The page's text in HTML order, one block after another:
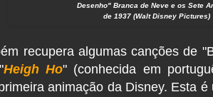
Desenho" Branca de Neve e os Sete
de 1937 (Walt Disney Pictures)
recupera algumas canções de
Heigh Ho" (conhecida em
animação da Disney. Esta